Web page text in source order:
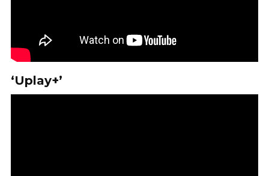
‘Uplay+’